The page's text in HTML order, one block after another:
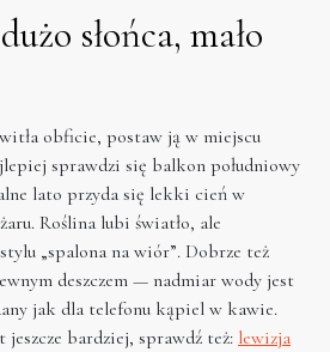
słońca, mało
obficie, postaw ją w miejscu
sprawdzi się balkon południowy
lato przyda się lekki cień w
Roślina lubi światło, ale
„spalona na wiór”. Dobrze też
deszczem — nadmiar wody jest
jak dla telefonu kąpiel w kawie.
jeszcze bardziej, sprawdź też: lewizja